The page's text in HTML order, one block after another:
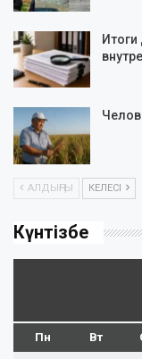
АЛДЫҢҒЫ КЕЛЕСІ
Күнтізбе
Пн Вт